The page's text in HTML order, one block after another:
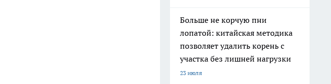
Больше не корчую пни
лопатой: китайская методика
позволяет удалить корень с
участка без лишней нагрузки
23 июля